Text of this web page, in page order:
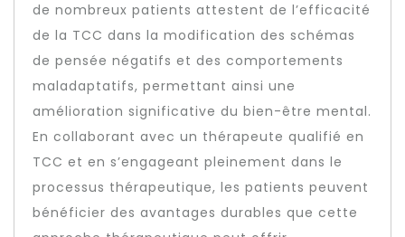
de nombreux patients attestent de l’efficacité
de la TCC dans la modification des schémas
de pensée négatifs et des comportements
maladaptatifs, permettant ainsi une
amélioration significative du bien-être mental.
En collaborant avec un thérapeute qualifié en
TCC et en s’engageant pleinement dans le
processus thérapeutique, les patients peuvent
bénéficier des avantages durables que cette